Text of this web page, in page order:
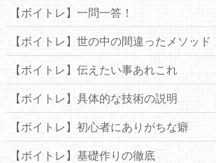
【ボイトレ】一問一答！
【ボイトレ】世の中の間違ったメソッド
【ボイトレ】伝えたい事あれこれ
【ボイトレ】具体的な技術の説明
【ボイトレ】初心者にありがちな癖
【ボイトレ】基礎作りの徹底